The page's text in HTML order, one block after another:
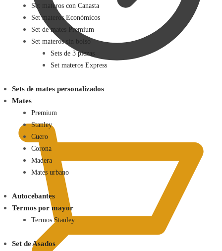
0.00$
Set materos con Canasta
Set materos Económicos
Set de mates Premium
Set materos sin bolso
Sets de 3 piezas
Set materos Express
Sets de mates personalizados
Mates
Premium
Stanley
Cuero
Corona
Madera
Mates urbano
Autocebantes
Termos por mayor
Termos Stanley
Set de Asados